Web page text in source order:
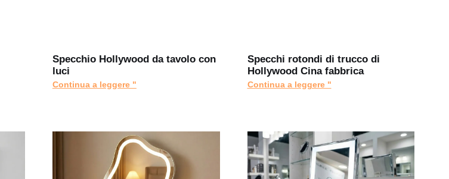
Specchio Hollywood da tavolo con
luci
Continua a leggere "
Specchi rotondi di trucco di
Hollywood Cina fabbrica
Continua a leggere "